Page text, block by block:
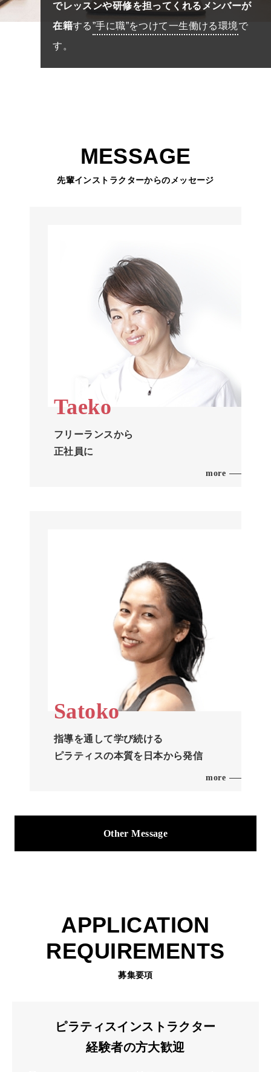
でレッスンや研修を担ってくれるメンバーが
在籍する”手に職”をつけて一生働ける環境で
す。
MESSAGE
先輩インストラクターからのメッセージ
Taeko
フリーランスから
正社員に
more
Satoko
指導を通して学び続ける
ピラティスの本質を日本から発信
more
Other Message
APPLICATION
REQUIREMENTS
募集要項
ピラティスインストラクター
経験者の方大歓迎